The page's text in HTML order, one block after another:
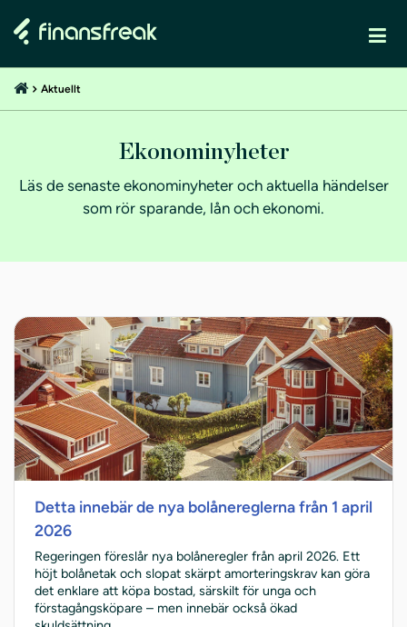
Aktuellt
Ekonominyheter
Läs de senaste ekonominyheter och aktuella händelser
som rör sparande, lån och ekonomi.
Detta innebär de nya bolånereglerna från 1 april
2026
Regeringen föreslår nya bolåneregler från april 2026. Ett
höjt bolånetak och slopat skärpt amorteringskrav kan göra
det enklare att köpa bostad, särskilt för unga och
förstagångsköpare – men innebär också ökad